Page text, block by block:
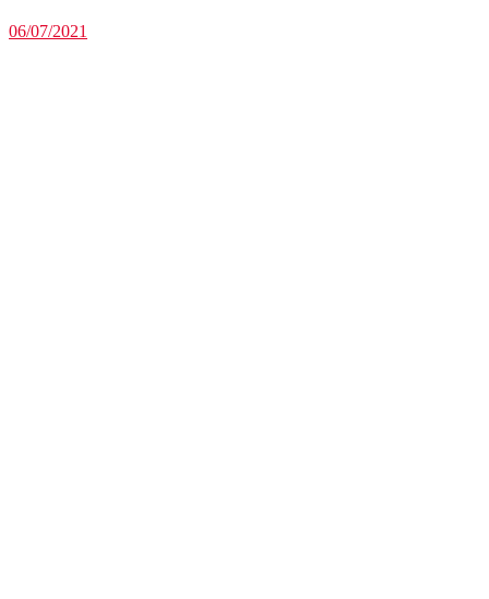
06/07/2021